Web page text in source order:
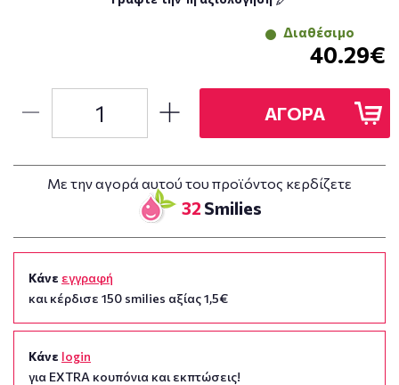
Διαθέσιμο
40.29€
ΑΓΟΡΑ
Με την αγορά αυτού του προϊόντος κερδίζετε
32 Smilies
Κάνε εγγραφή
και κέρδισε 150 smilies αξίας 1,5€
Κάνε login
για EXTRA κουπόνια και εκπτώσεις!